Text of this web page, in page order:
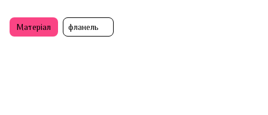
Матеріал фланель